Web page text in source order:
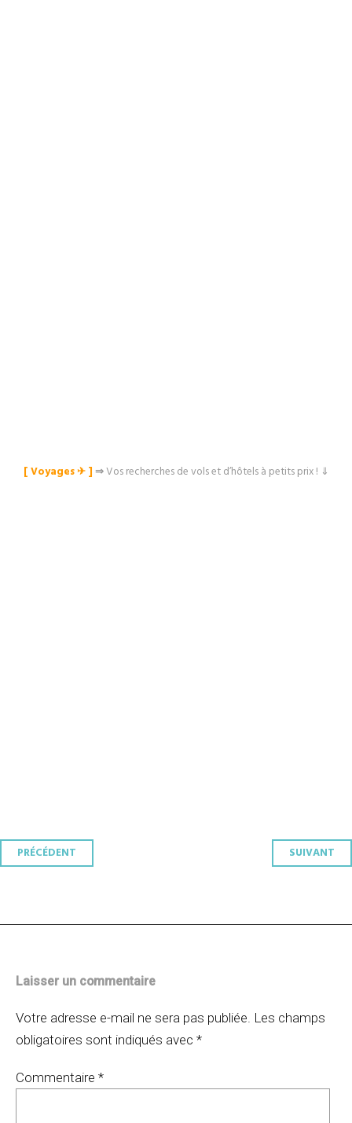
[ Voyages ✈︎ ]⇒Vos recherches de vols et d’hôtels à petits prix ! ⇓
Navigation
PRÉCÉDENT SUIVANT
Laisser un commentaire
Votre adresse e-mail ne sera pas publiée. Les champs
obligatoires sont indiqués avec *
Commentaire *